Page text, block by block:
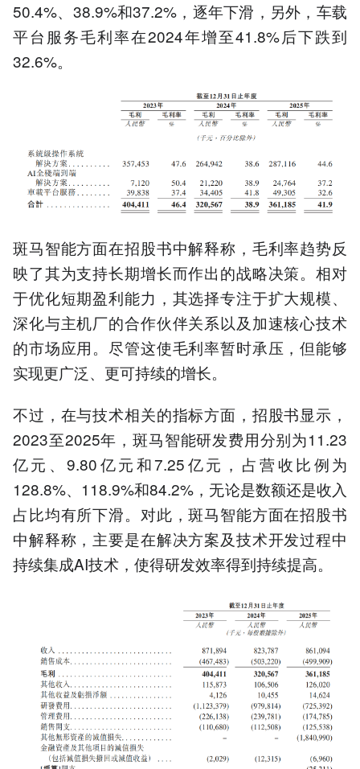
50.4%、38.9%和37.2%，逐年下滑，另外，车载
平台服务毛利率在2024年增至41.8%后下跌到
32.6%。
斑马智能方面在招股书中解释称，毛利率趋势反
映了其为支持长期增长而作出的战略决策。相对
于优化短期盈利能力，其选择专注于扩大规模、
深化与主机厂的合作伙伴关系以及加速核心技术
的市场应用。尽管这使毛利率暂时承压，但能够
实现更广泛、更可持续的增长。
不过，在与技术相关的指标方面，招股书显示，
2023至2025年，斑马智能研发费用分别为11.23
亿元、9.80亿元和7.25亿元，占营收比例为
128.8%、118.9%和84.2%，无论是数额还是收入
占比均有所下滑。对此，斑马智能方面在招股书
中解释称，主要是在解决方案及技术开发过程中
持续集成AI技术，使得研发效率得到持续提高。